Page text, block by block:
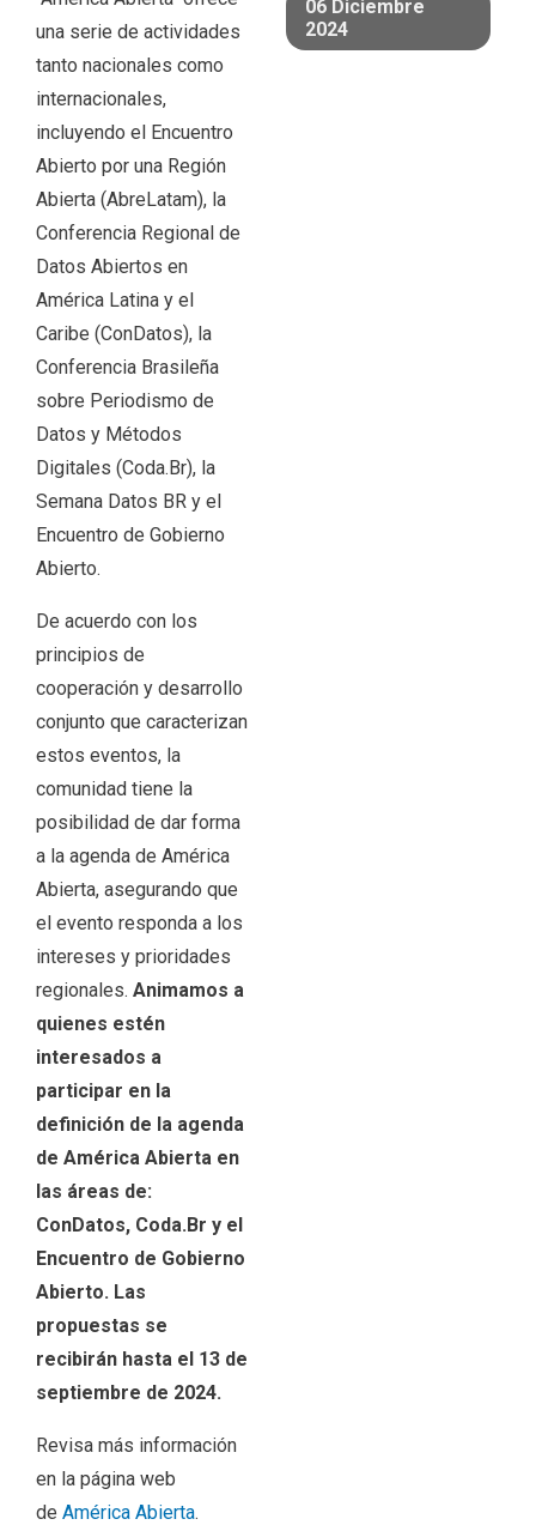
una serie de actividades
tanto nacionales como
internacionales,
incluyendo el Encuentro
Abierto por una Región
Abierta (AbreLatam), la
Conferencia Regional de
Datos Abiertos en
América Latina y el
Caribe (ConDatos), la
Conferencia Brasileña
sobre Periodismo de
Datos y Métodos
Digitales (Coda.Br), la
Semana Datos BR y el
Encuentro de Gobierno
Abierto.
De acuerdo con los
principios de
cooperación y desarrollo
conjunto que caracterizan
estos eventos, la
comunidad tiene la
posibilidad de dar forma
a la agenda de América
Abierta, asegurando que
el evento responda a los
intereses y prioridades
regionales. Animamos a
quienes estén
interesados a
participar en la
definición de la agenda
de América Abierta en
las áreas de:
ConDatos, Coda.Br y el
Encuentro de Gobierno
Abierto. Las
propuestas se
recibirán hasta el 13 de
septiembre de 2024.
Revisa más información
en la página web
de América Abierta.
06 Diciembre
2024